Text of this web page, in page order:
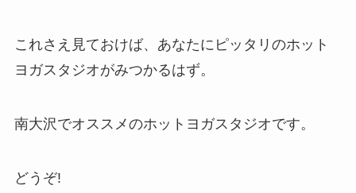
これさえ見ておけば、あなたにピッタリのホット
ヨガスタジオがみつかるはず。
南大沢でオススメのホットヨガスタジオです。
どうぞ!